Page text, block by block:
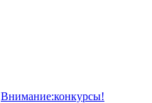
Внимание:конкурсы!